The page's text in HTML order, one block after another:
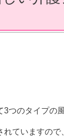
つのタイプの
ていますので